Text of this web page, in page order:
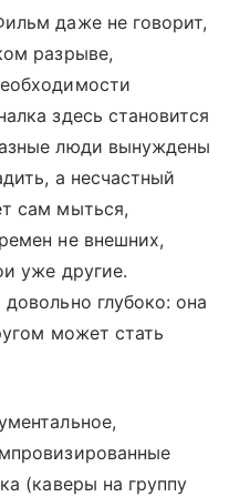
даже не говорит,
разрыве,
здесь становится
люди вынуждены
а несчастный
сам мыться,
не внешних,
уже другие.
глубоко: она
может стать
(каверы на группу